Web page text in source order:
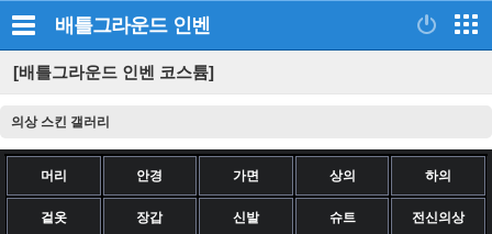
배틀그라운드 인벤
[배틀그라운드 인벤 코스튬]
의상 스킨 갤러리
머리 안경 가면 상의 하의
겉옷 장갑 신발 슈트 전신의상